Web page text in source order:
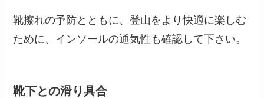
靴擦れの予防とともに、登山をより快適に楽しむ
ために、インソールの通気性も確認して下さい。
靴下との滑り具合